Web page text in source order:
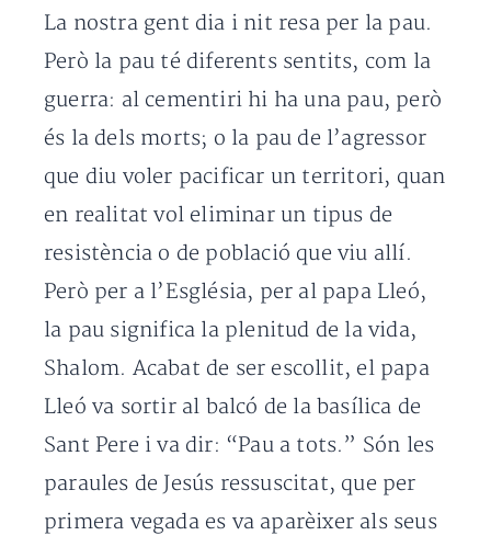
La nostra gent dia i nit resa per la pau.
Però la pau té diferents sentits, com la
guerra: al cementiri hi ha una pau, però
és la dels morts; o la pau de l’agressor
que diu voler pacificar un territori, quan
en realitat vol eliminar un tipus de
resistència o de població que viu allí.
Però per a l’Església, per al papa Lleó,
la pau significa la plenitud de la vida,
Shalom. Acabat de ser escollit, el papa
Lleó va sortir al balcó de la basílica de
Sant Pere i va dir: “Pau a tots.” Són les
paraules de Jesús ressuscitat, que per
primera vegada es va aparèixer als seus